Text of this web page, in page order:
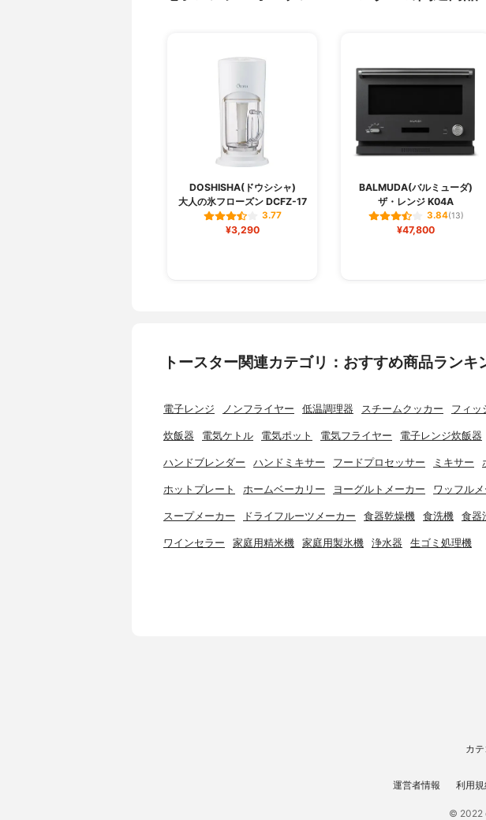
DOSHISHA(ドウシシャ)
大人の氷フローズン DCFZ-17
3.77
¥3,290
BALMUDA(バルミューダ)
ザ・レンジ K04A
3.84(13)
¥47,800
トースター関連カテゴリ：おすすめ商品ランキ
電子レンジ ノンフライヤー 低温調理器 スチームクッカー フィッ
炊飯器 電気ケトル 電気ポット 電気フライヤー 電子レンジ炊飯器
ハンドブレンダー ハンドミキサー フードプロセッサー ミキサー
ホットプレート ホームベーカリー ヨーグルトメーカー ワッフル
スープメーカー ドライフルーツメーカー 食器乾燥機 食洗機 食器
ワインセラー 家庭用精米機 家庭用製氷機 浄水器 生ゴミ処理機
カ
運営者情報 利用
© 2022